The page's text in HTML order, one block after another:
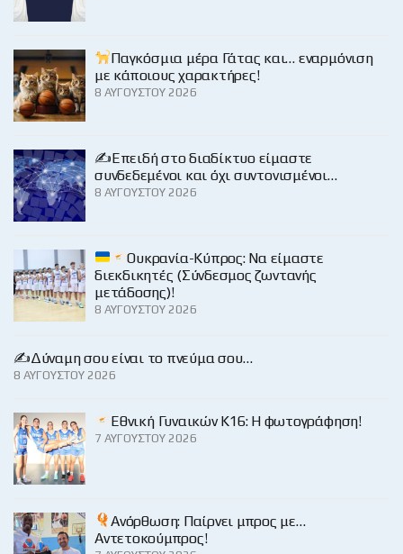
Παγκόσμια μέρα Γάτας και… εναρμόνιση
με κάποιους χαρακτήρες!
8 ΑΥΓΟΎΣΤΟΥ 2026
✍️Επειδή στο διαδίκτυο είμαστε
συνδεδεμένοι και όχι συντονισμένοι…
8 ΑΥΓΟΎΣΤΟΥ 2026
Ουκρανία-Κύπρος: Να είμαστε
διεκδικητές (Σύνδεσμος ζωντανής
μετάδοσης)!
8 ΑΥΓΟΎΣΤΟΥ 2026
✍️Δύναμη σου είναι το πνεύμα σου…
8 ΑΥΓΟΎΣΤΟΥ 2026
Εθνική Γυναικών Κ16: Η φωτογράφηση!
7 ΑΥΓΟΎΣΤΟΥ 2026
Ανόρθωση: Παίρνει μπρος με…
Αντετοκούμπρος!